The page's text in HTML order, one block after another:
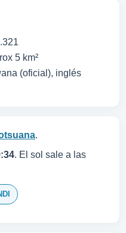
5 km²
(oficial), inglés
.
. El sol sale a las